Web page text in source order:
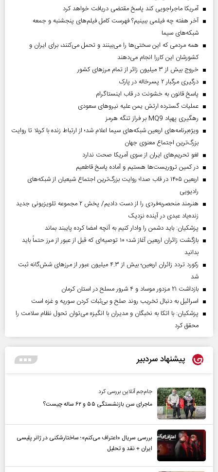
آمریکا ماجراجویی کند پاسخ مقتضی دریافت خواهد کرد
آخر هفته چه فیلمی ببینیم؟ فهرست کامل فیلم‌های پنجشنبه و جمعه
شبکه‌های سیما
همه مردمی که این سختی‌ها را می‌بینند و تحمل می‌کنند، برای ایران و
کشورشان این کاررا انجام می‌دهند
خروج بیش از ۳ میلیون زائر از تمام مرز‌های کشور
درگیری مرگبار ۲ پسرخاله در پارک
پاسخ قانون به خشونت در قاب اینستاگرام
عملیات گسترده ارتش یمن علیه نیروهای سعودی
رهگیری پهپاد MQ9 بر فراز تنگه هرمز
ویژه‌برنامه‌های اربعین شبکه‌های سیما اعلام شد؛ از ارتباط زنده با کربلا تا روایت
بزرگ‌ترین اجتماع معنوی جهان
لغو تحریم‌های ایران از سوی آمریکا صحت ندارد
در کمین تروریست‌ها هستیم و آماده پاسخ قاطعیم
اربعین ۱۴۰۵ در قاب صدا؛ روایت بزرگ‌ترین اجتماع شیعیان از شبکه‌های
رادیویی
هنرمند منحصر‌به‌فردی را از دست دادیم/ پخش ۲ مجموعه تلویزیونی جدید
زنده‌یاد عبدی در آینده نزدیک
پزشکیان: باید دشمن را وادار کنیم به آنچه امضا کرده پایبند بماند
بازگشت زائران اربعین آغاز شد؛ ۱۰ توصیه‌ای که قبل از عبور از مرز حتماً باید
بدانید
رکورد تردد زائران اربعین؛ بیش از ۴.۳ میلیون عبور از مرزهای شش‌گانه ثبت
شد
بازداشت ۲۱ مزدور موساد و ۴ شرور مسلح در استان کرمان
اسرائیل به دنبال تخریب روند صلح و بی‌ثبات کردن سوریه و غزه است
پزشکیان: با اتکا به نخبگان و مدیران با انگیزه می‌توان تحول نظام سلامت را
محقق کرد
پیشنهاد سردبیر
جام‌جم آنلاین بررسی کرد
ماجرای سن بازنشستگی ۵۵ و ۶۲ ساله چیست؟
بررسی سریال «اعتراف می‌کنم»؛ ساختارشکنی در ژانر پلیسی
ایران + نقد و تحلیل